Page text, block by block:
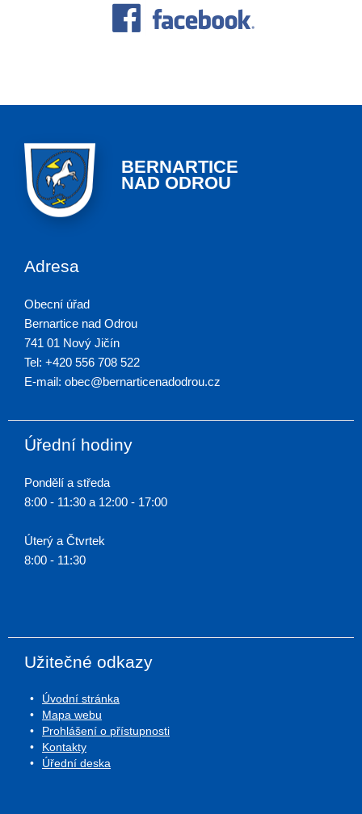
BERNARTICE
NAD ODROU
Adresa
Obecní úřad
Bernartice nad Odrou
741 01 Nový Jičín
Tel: +420 556 708 522
E-mail: obec@bernarticenadodrou.cz
Úřední hodiny
Pondělí a středa
8:00 - 11:30 a 12:00 - 17:00
Úterý a Čtvrtek
8:00 - 11:30
Užitečné odkazy
Úvodní stránka
Mapa webu
Prohlášení o přístupnosti
Kontakty
Úřední deska